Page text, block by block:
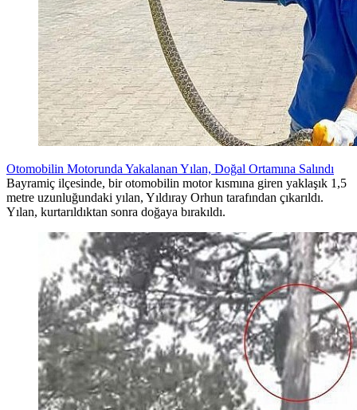
Otomobilin Motorunda Yakalanan Yılan, Doğal Ortamına Salındı
Bayramiç ilçesinde, bir otomobilin motor kısmına giren yaklaşık 1,5
metre uzunluğundaki yılan, Yıldıray Orhun tarafından çıkarıldı.
Yılan, kurtarıldıktan sonra doğaya bırakıldı.